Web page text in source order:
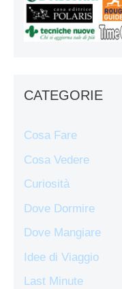
CATEGORIE
Cosa Fare
Cosa Vedere
Curiosità
Dove Dormire
Dove Mangiare
Idee di Viaggio
Last Minute